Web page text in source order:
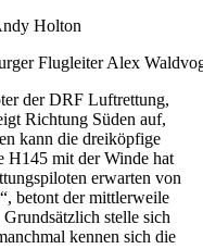
Flugleiter Alex
der DRF Luftrettung,
Richtung Süden auf,
kann die dreiköpfige
H145 mit der Winde hat
erwarten von
betont der mittlerweile
stelle sich
kennen sich die